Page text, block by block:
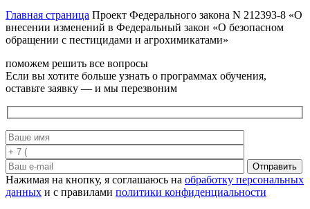
Главная страница Проект Федерального закона N 212393-8 «О
внесении изменений в Федеральный закон «О безопасном
обращении с пестицидами и агрохимикатами»
поможем решить все вопросы
Если вы хотите больше узнать о программах обучения,
оставьте заявку — и мы перезвоним
Отправить
Нажимая на кнопку, я соглашаюсь на обработку персональных
данных и с правилами политики конфиденциальности